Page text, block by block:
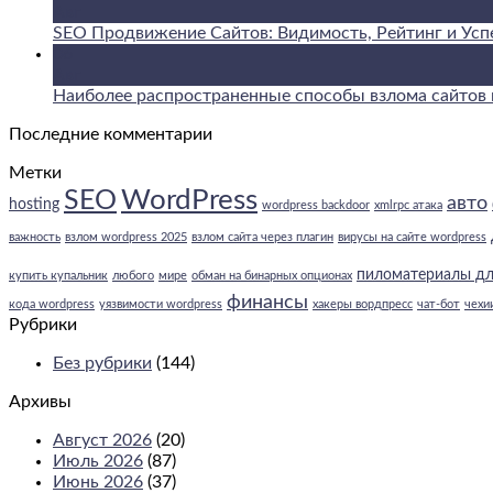
SEO Продвижение Сайтов: Видимость, Рейтинг и
Наиболее распространенные способы взлома сайтов
Последние комментарии
Метки
hosting SEO WordPress wordpress backdoor xmlrpc атака авто
важность взлом wordpress 2025 взлом сайта через плагин вирусы на сайте wordpress
купить купальник любого мире обман на бинарных опционах пиломатериалы
кода wordpress уязвимости wordpress финансы хакеры вордпресс чат-бот
Рубрики
Без рубрики (144)
Архивы
Август 2026 (20)
Июль 2026 (87)
Июнь 2026 (37)